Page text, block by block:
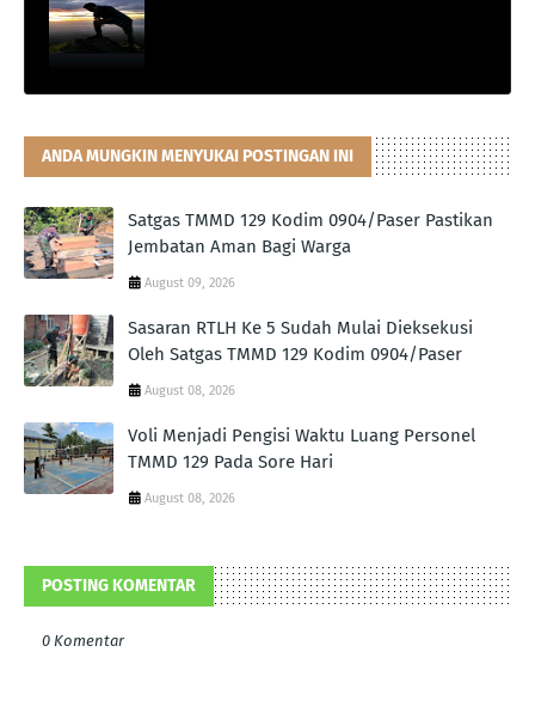
ANDA MUNGKIN MENYUKAI POSTINGAN INI
Satgas TMMD 129 Kodim 0904/Paser Pastikan
Jembatan Aman Bagi Warga
August 09, 2026
Sasaran RTLH Ke 5 Sudah Mulai Dieksekusi
Oleh Satgas TMMD 129 Kodim 0904/Paser
August 08, 2026
Voli Menjadi Pengisi Waktu Luang Personel
TMMD 129 Pada Sore Hari
August 08, 2026
POSTING KOMENTAR
0 Komentar